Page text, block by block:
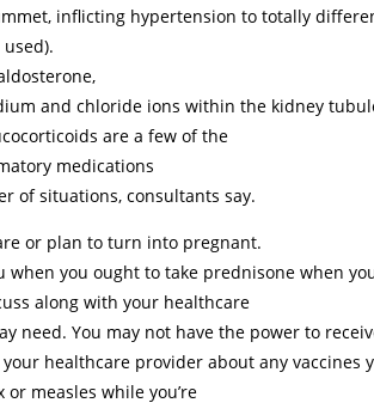
inflicting hypertension to totally
and chloride ions within the kidney
are a few of the
medications
of situations, consultants say.
or plan to turn into pregnant.
you ought to take prednisone when
along with your healthcare
need. You may not have the power to
healthcare provider about any vaccines
measles while you’re